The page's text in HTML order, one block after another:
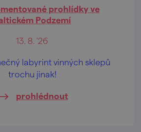
prohlídky ve
Podzemí
13. 8. '26
labyrint vinných sklepů
trochu jinak!
prohlédnout